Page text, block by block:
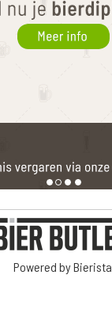
Powered by Bierista